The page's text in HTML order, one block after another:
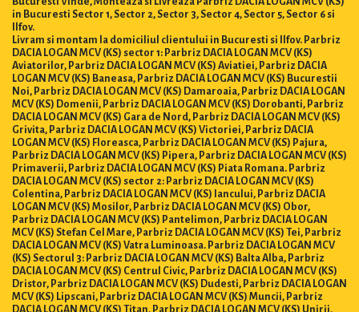
in Bucuresti Sector 1, Sector 2, Sector 3, Sector 4, Sector 5, Sector 6 si
Ilfov.
Livram si montam la domiciliul clientului in Bucuresti si Ilfov. Parbriz
DACIA LOGAN MCV (KS) sector 1: Parbriz DACIA LOGAN MCV (KS)
Aviatorilor, Parbriz DACIA LOGAN MCV (KS) Aviatiei, Parbriz DACIA
LOGAN MCV (KS) Baneasa, Parbriz DACIA LOGAN MCV (KS) Bucurestii
Noi, Parbriz DACIA LOGAN MCV (KS) Damaroaia, Parbriz DACIA LOGAN
MCV (KS) Domenii, Parbriz DACIA LOGAN MCV (KS) Dorobanti, Parbriz
DACIA LOGAN MCV (KS) Gara de Nord, Parbriz DACIA LOGAN MCV (KS)
Grivita, Parbriz DACIA LOGAN MCV (KS) Victoriei, Parbriz DACIA
LOGAN MCV (KS) Floreasca, Parbriz DACIA LOGAN MCV (KS) Pajura,
Parbriz DACIA LOGAN MCV (KS) Pipera, Parbriz DACIA LOGAN MCV (KS)
Primaverii, Parbriz DACIA LOGAN MCV (KS) Piata Romana. Parbriz
DACIA LOGAN MCV (KS) sector 2: Parbriz DACIA LOGAN MCV (KS)
Colentina, Parbriz DACIA LOGAN MCV (KS) Iancului, Parbriz DACIA
LOGAN MCV (KS) Mosilor, Parbriz DACIA LOGAN MCV (KS) Obor,
Parbriz DACIA LOGAN MCV (KS) Pantelimon, Parbriz DACIA LOGAN
MCV (KS) Stefan Cel Mare, Parbriz DACIA LOGAN MCV (KS) Tei, Parbriz
DACIA LOGAN MCV (KS) Vatra Luminoasa. Parbriz DACIA LOGAN MCV
(KS) Sectorul 3: Parbriz DACIA LOGAN MCV (KS) Balta Alba, Parbriz
DACIA LOGAN MCV (KS) Centrul Civic, Parbriz DACIA LOGAN MCV (KS)
Dristor, Parbriz DACIA LOGAN MCV (KS) Dudesti, Parbriz DACIA LOGAN
MCV (KS) Lipscani, Parbriz DACIA LOGAN MCV (KS) Muncii, Parbriz
DACIA LOGAN MCV (KS) Titan, Parbriz DACIA LOGAN MCV (KS) Unirii,